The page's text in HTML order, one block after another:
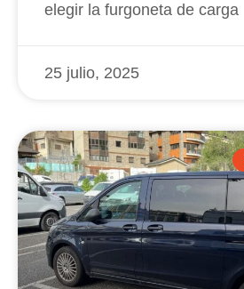
elegir la furgoneta de carga
25 julio, 2025